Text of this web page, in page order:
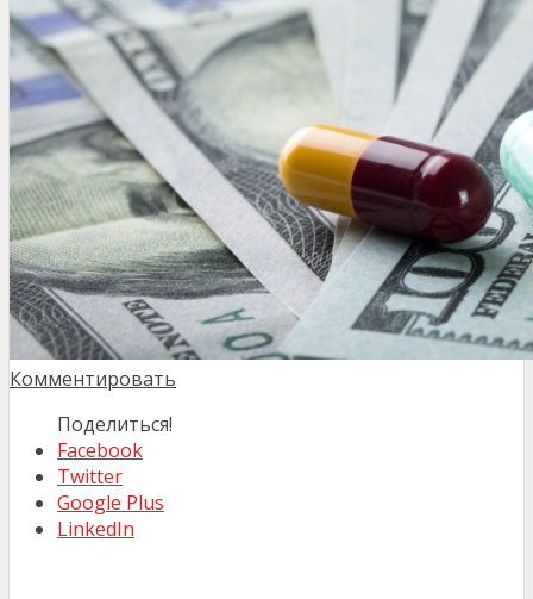
Комментировать
Поделиться!
Facebook
Twitter
Google Plus
LinkedIn